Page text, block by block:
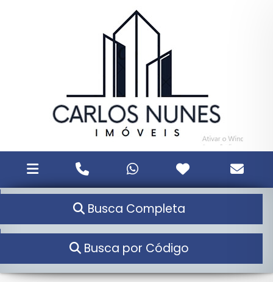
Busca Completa
Busca por Código